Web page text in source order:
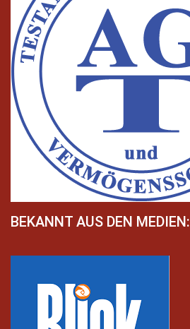
BEKANNT AUS DEN MEDIEN: